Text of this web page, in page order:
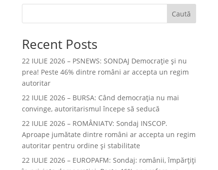
Caută
Recent Posts
22 IULIE 2026 – PSNEWS: SONDAJ Democrație și nu
prea! Peste 46% dintre români ar accepta un regim
autoritar
22 IULIE 2026 – BURSA: Când democraţia nu mai
convinge, autoritarismul începe să seducă
22 IULIE 2026 – ROMÂNIATV: Sondaj INSCOP.
Aproape jumătate dintre români ar accepta un regim
autoritar pentru ordine și stabilitate
22 IULIE 2026 – EUROPAFM: Sondaj: românii, împărțiți